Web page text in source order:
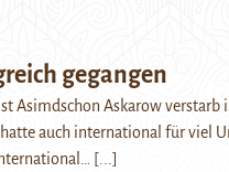
gegangen
Asimdschon Askarow verstarb
auch international für viel
[...]